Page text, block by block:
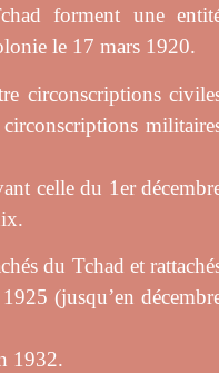
forment une
le 17 mars 1920.
circonscriptions
celle du 1er
du Tchad et
(jusqu’en
1932.